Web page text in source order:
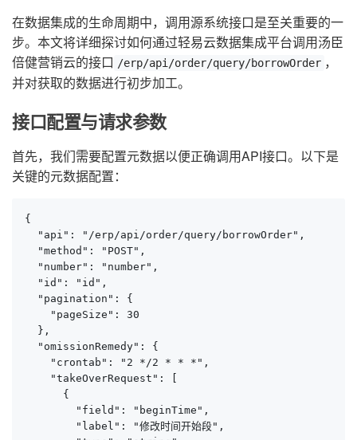
在数据集成的生命周期中，调用源系统接口是至关重要的一
步。本文将详细探讨如何通过轻易云数据集成平台调用汤臣
倍健营销云的接口 /erp/api/order/query/borrowOrder ，
并对获取的数据进行初步加工。
接口配置与请求参数
首先，我们需要配置元数据以便正确调用API接口。以下是
关键的元数据配置：
{
  "api": "/erp/api/order/query/borrowOrder",
  "method": "POST",
  "number": "number",
  "id": "id",
  "pagination": {
    "pageSize": 30
  },
  "omissionRemedy": {
    "crontab": "2 */2 * * *",
    "takeOverRequest": [
      {
        "field": "beginTime",
        "label": "修改时间开始段",